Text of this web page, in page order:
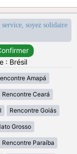
soyez solidaire
: Brésil
Amapá
Rencontre Ceará
Rencontre Goiás
Grosso
Rencontre Paraíba